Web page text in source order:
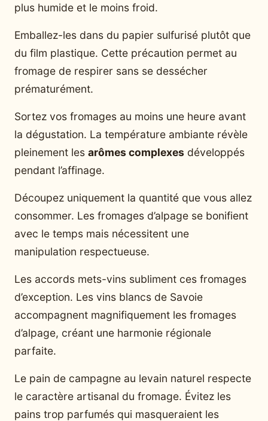
plus humide et le moins froid.
Emballez-les dans du papier sulfurisé plutôt que
du film plastique. Cette précaution permet au
fromage de respirer sans se dessécher
prématurément.
Sortez vos fromages au moins une heure avant
la dégustation. La température ambiante révèle
pleinement les arômes complexes développés
pendant l’affinage.
Découpez uniquement la quantité que vous allez
consommer. Les fromages d’alpage se bonifient
avec le temps mais nécessitent une
manipulation respectueuse.
Les accords mets-vins subliment ces fromages
d’exception. Les vins blancs de Savoie
accompagnent magnifiquement les fromages
d’alpage, créant une harmonie régionale
parfaite.
Le pain de campagne au levain naturel respecte
le caractère artisanal du fromage. Évitez les
pains trop parfumés qui masqueraient les